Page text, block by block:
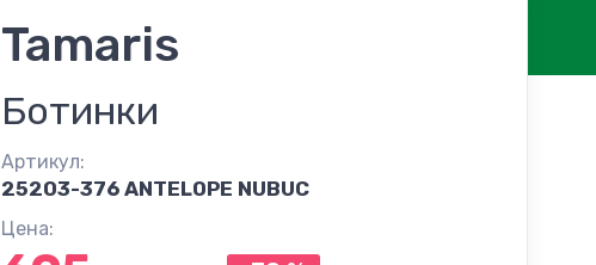
Tamaris
Ботинки
Артикул:
25203-376 ANTELOPE NUBUC
Цена: